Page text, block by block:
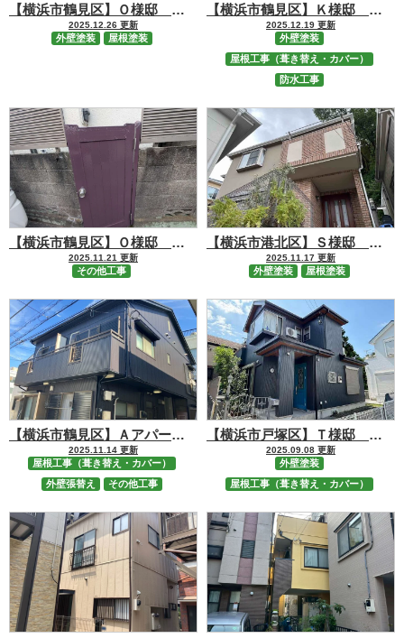
【横浜市鶴見区】Ｏ様邸 屋根塗装【RSルーフマイルド】外壁塗装【RSシルバーマットSi】工事
2025.12.26 更新
外壁塗装 屋根塗装
【横浜市鶴見区】Ｋ様邸 屋根カバー・外壁塗装・防水工事
2025.12.19 更新
外壁塗装
屋根工事（葺き替え・カバー）
防水工事
【横浜市鶴見区】Ｏ様邸 付帯部塗装工事
2025.11.21 更新
その他工事
【横浜市港北区】Ｓ様邸 屋根外壁塗装工事
2025.11.17 更新
外壁塗装 屋根塗装
【横浜市鶴見区】Ａアパート 屋根カバー・外壁修繕塗装工事
2025.11.14 更新
屋根工事（葺き替え・カバー）
外壁張替え
その他工事
【横浜市戸塚区】Ｔ様邸 屋根カバー・外壁塗装工事
2025.09.08 更新
外壁塗装
屋根工事（葺き替え・カバー）